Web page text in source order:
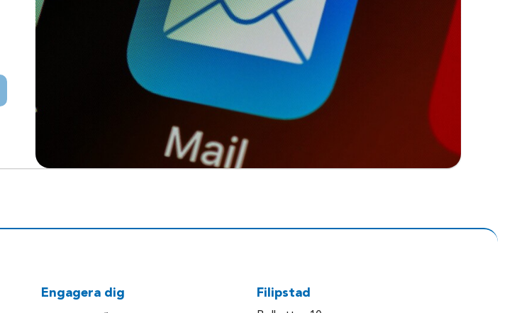
Engagera dig Filipstad